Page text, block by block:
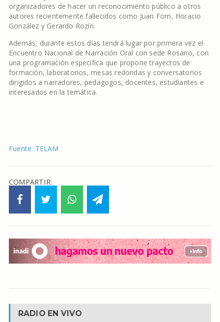
organizadores de hacer un reconocimiento público a otros
autores recientemente fallecidos como Juan Forn, Horacio
González y Gerardo Rozín.
Además, durante estos días tendrá lugar por primera vez el
Encuentro Nacional de Narración Oral con sede Rosario, con
una programación específica que propone trayectos de
formación, laboratorios, mesas redondas y conversatorios
dirigidos a narradores, pedagogos, docentes, estudiantes e
interesados en la temática.
Fuente: TELAM
COMPARTIR:
RADIO EN VIVO